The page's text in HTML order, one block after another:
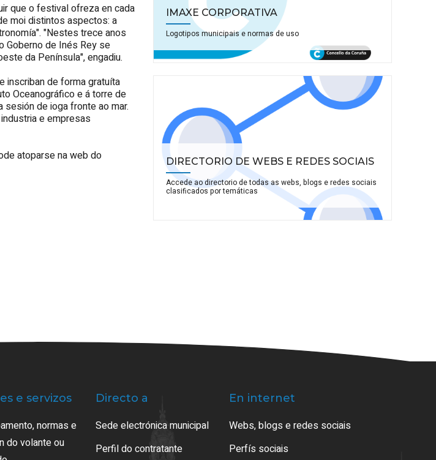
que o festival ofreza en cada
moi distintos aspectos: a
"Nestes trece anos
Goberno de Inés Rey se
da Península", engadiu.
inscriban de forma gratuíta
Oceanográfico e á torre de
de ioga fronte ao mar.
e empresas
atoparse na web do
IMAXE CORPORATIVA
Logotipos municipais e normas de uso
DIRECTORIO DE WEBS E REDES SOCIAIS
Accede ao directorio de todas as webs, blogs e redes sociais
clasificados por temáticas
e servizos
normas e
do volante ou
Directo a
Sede electrónica municipal
Perfil do contratante
En internet
Webs, blogs e redes sociais
Perfís sociais